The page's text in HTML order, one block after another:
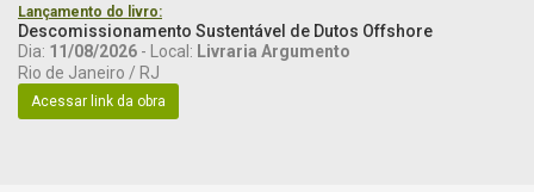
Lançamento do livro:
Descomissionamento Sustentável de Dutos Offshore
Dia: 11/08/2026 - Local: Livraria Argumento
Rio de Janeiro / RJ
Acessar link da obra